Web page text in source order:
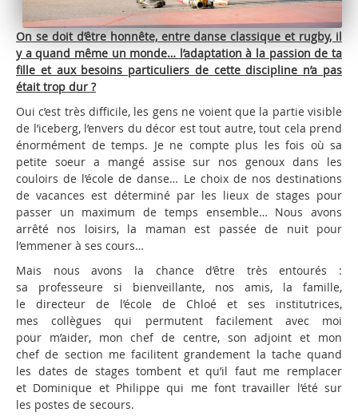
On se doit d’être honnête, entre danse classique et rugby, il
y a quand même un monde… l’adaptation à la passion de ta
fille et aux besoins particuliers de cette discipline n’a pas
était trop dur ?
Oui c’est très difficile, les gens ne voient que la partie visible
de l’iceberg, l’envers du décor est tout autre, tout cela prend
énormément de temps. Je ne compte plus les fois où sa
petite soeur a mangé assise sur nos genoux dans les
couloirs de l’école de danse… Le choix de nos destinations
de vacances est déterminé par les lieux de stages pour
passer un maximum de temps ensemble… Nous avons
arrêté nos loisirs, la maman est passée de nuit pour
l’emmener à ses cours…
Mais nous avons la chance d’être très entourés :
sa professeure si bienveillante, nos amis, la famille,
le directeur de l’école de Chloé et ses institutrices,
mes collègues qui permutent facilement avec moi
pour m’aider, mon chef de centre, son adjoint et mon
chef de section me facilitent grandement la tache quand
les dates de stages tombent et qu’il faut me remplacer
et Dominique et Philippe qui me font travailler l’été sur
les postes de secours.